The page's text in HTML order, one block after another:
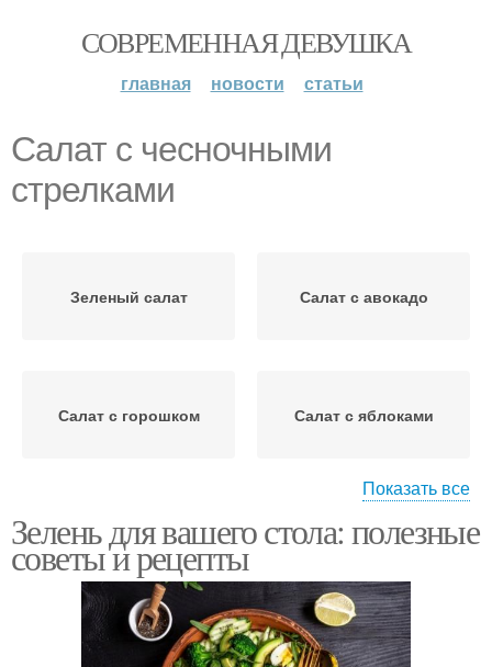
СОВРЕМЕННАЯ ДЕВУШКА
главная новости статьи
Салат с чесночными
стрелками
Зеленый салат Салат с авокадо
Салат с горошком Салат с яблоками
ботвой
капустой
Салат с чукой Салат с ботвой
Показать все
Зелень для вашего стола: полезные
советы и рецепты